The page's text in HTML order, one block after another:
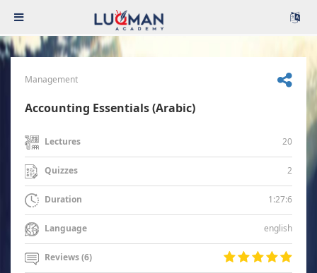
Management
Accounting Essentials (Arabic)
Lectures 20
Quizzes 2
Duration 1:27:6
Language english
Reviews (6)